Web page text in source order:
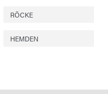
RÖCKE
HEMDEN